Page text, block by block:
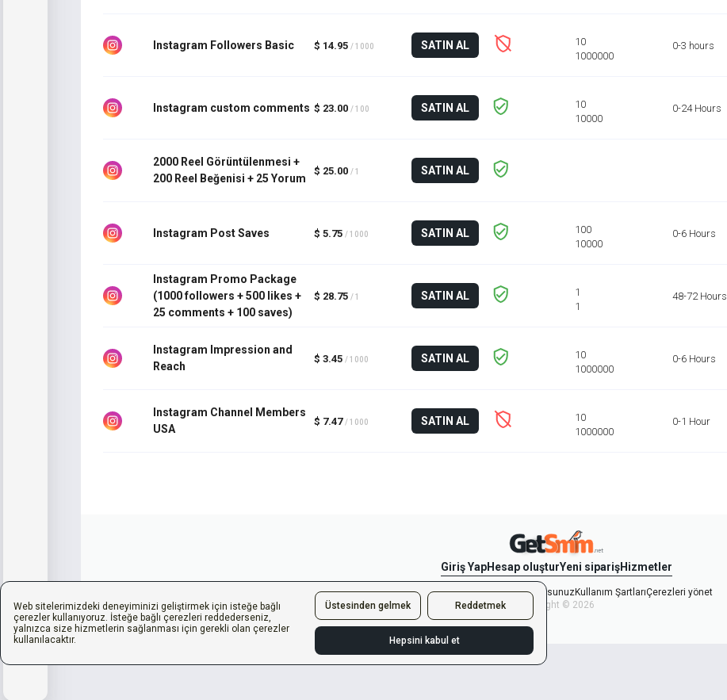
Web sitelerimizdeki deneyiminizi geliştirmek için isteğe bağlı
çerezler kullanıyoruz. İsteğe bağlı çerezleri reddederseniz,
yalnızca size hizmetlerin sağlanması için gerekli olan çerezler
kullanılacaktır.
Üstesinden gelmek Reddetmek
Hepsini kabul et
Instagram Followers Basic $ 14.95 / 1000 SATIN AL
10
1000000
0-3 hours
Instagram custom comments $ 23.00 / 100 SATIN AL
10
10000
0-24 Hours
2000 Reel Görüntülenmesi +
200 Reel Beğenisi + 25 Yorum
$ 25.00 / 1 SATIN AL
Instagram Post Saves $ 5.75 / 1000 SATIN AL
100
10000
0-6 Hours
Instagram Promo Package
(1000 followers + 500 likes +
25 comments + 100 saves)
$ 28.75 / 1 SATIN AL 48-72 Hours
Instagram Impression and
Reach
$ 3.45 / 1000 SATIN AL
10
1000000
0-6 Hours
Instagram Channel Members
USA
$ 7.47 / 1000 SATIN AL
10
1000000
0-1 Hour
Giriş YapHesap oluşturYeni siparişHizmetler
ve Gizlilik Politikasını kabul ediyorsunuzKullanım ŞartlarıÇerezleri yönet
Copyright © 2026